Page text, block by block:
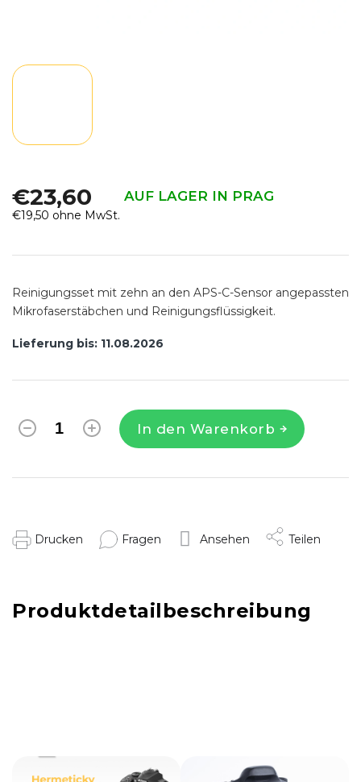
€23,60 AUF LAGER IN PRAG
€19,50 ohne MwSt.
Lieferung bis: 11.08.2026
In den Warenkorb
Reinigungsset mit zehn an den APS-C-Sensor angepassten
Mikrofaserstäbchen und Reinigungsflüssigkeit.
Drucken Fragen Ansehen Teilen
Produktdetailbeschreibung